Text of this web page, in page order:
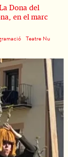
Dona del
en el marc
Teatre Nu